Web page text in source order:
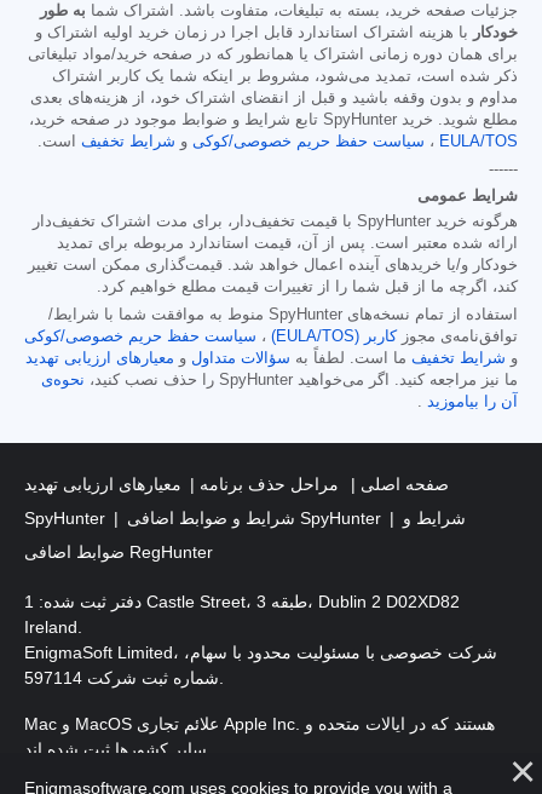
جزئیات صفحه خرید، بسته به تبلیغات، متفاوت باشد. اشتراک شما به طور
خودکار
با هزینه اشتراک استاندارد قابل اجرا در زمان خرید اولیه اشتراک و
برای همان دوره زمانی اشتراک یا همانطور که در صفحه خرید/مواد تبلیغاتی
ذکر شده است، تمدید می‌شود، مشروط بر اینکه شما یک کاربر اشتراک
مداوم و بدون وقفه باشید و قبل از انقضای اشتراک خود، از هزینه‌های بعدی
مطلع شوید. خرید SpyHunter تابع شرایط و ضوابط موجود در صفحه خرید،
EULA/TOS ، سیاست حفظ حریم خصوصی/کوکی و شرایط تخفیف است.
------
شرایط عمومی
هرگونه خرید SpyHunter با قیمت تخفیف‌دار، برای مدت اشتراک تخفیف‌دار
ارائه شده معتبر است. پس از آن، قیمت استاندارد مربوطه برای تمدید
خودکار و/یا خریدهای آینده اعمال خواهد شد. قیمت‌گذاری ممکن است تغییر
کند، اگرچه ما از قبل شما را از تغییرات قیمت مطلع خواهیم کرد.
استفاده از تمام نسخه‌های SpyHunter منوط به موافقت شما با شرایط/
توافق‌نامه‌ی مجوز کاربر (EULA/TOS) ، سیاست حفظ حریم خصوصی/کوکی
و شرایط تخفیف ما است. لطفاً به سؤالات متداول و معیارهای ارزیابی تهدید
ما نیز مراجعه کنید. اگر می‌خواهید SpyHunter را حذف نصب کنید،
نحوه‌ی
آن را بیاموزید .
صفحه اصلی مراحل حذف برنامه
معیارهای ارزیابی تهدید
SpyHunter
شرایط و ضوابط اضافی SpyHunter
شرایط و
ضوابط اضافی RegHunter
دفتر ثبت شده: 1 Castle Street، طبقه 3، Dublin 2 D02XD82
Ireland.
EnigmaSoft Limited، شرکت خصوصی با مسئولیت محدود با سهام،
Mac و MacOS علائم تجاری Apple Inc. هستند که در ایالات متحده و
Enigmasoftware.com uses cookies to provide you with a